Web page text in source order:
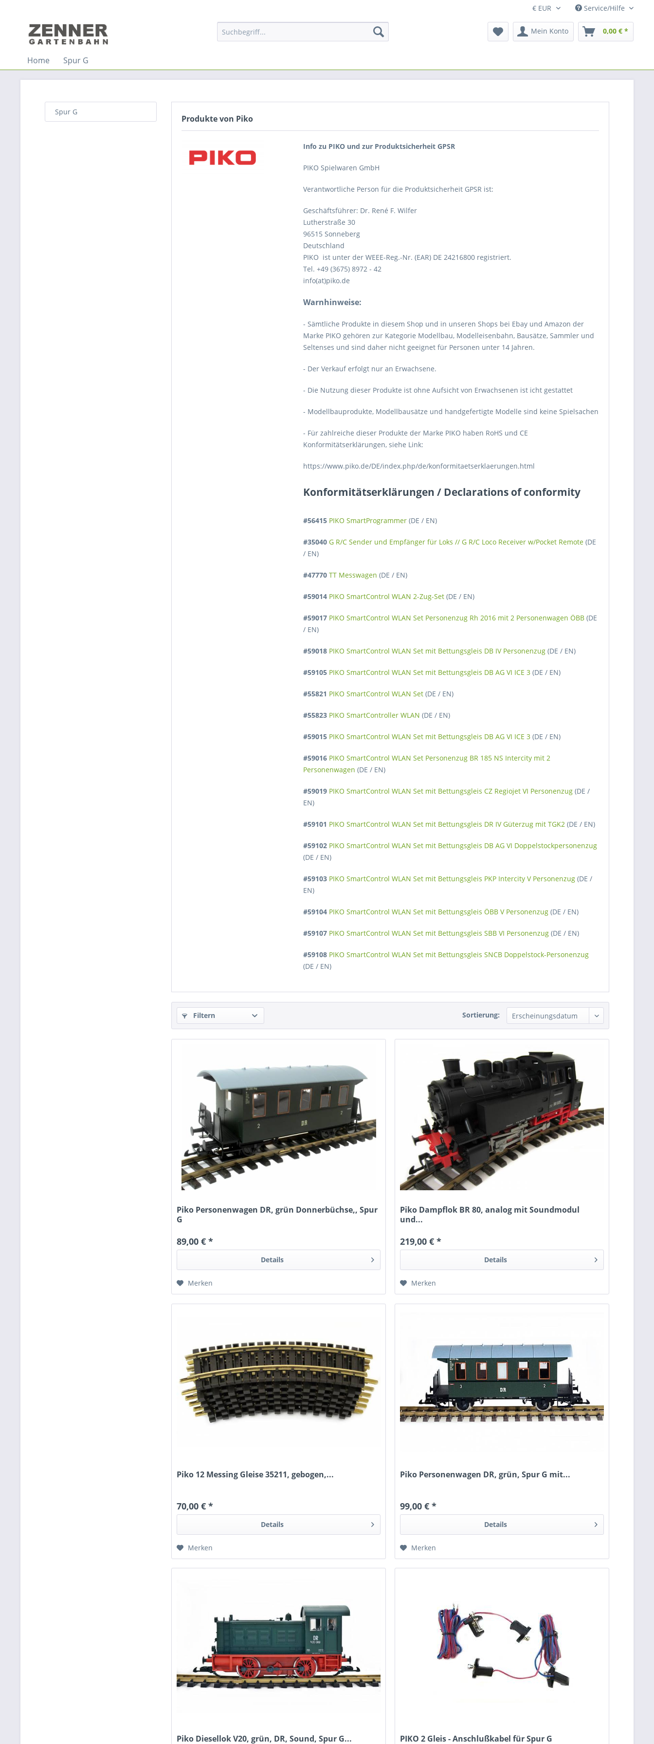
Service/Hilfe
Mein Konto 0,00 € *
Home Spur G
Spur G
Produkte von Piko
Info zu PIKO und zur Produktsicherheit GPSR
PIKO Spielwaren GmbH
Verantwortliche Person für die Produktsicherheit GPSR ist:
Geschäftsführer: Dr. René F. Wilfer
Lutherstraße 30
96515 Sonneberg
Deutschland
PIKO ist unter der WEEE-Reg.-Nr. (EAR) DE 24216800 registriert.
Tel. +49 (3675) 8972 - 42
info(at)piko.de
Warnhinweise:
- Sämtliche Produkte in diesem Shop und in unseren Shops bei Ebay und Amazon der
Marke PIKO gehören zur Kategorie Modellbau, Modelleisenbahn, Bausätze, Sammler und
Seltenses und sind daher nicht geeignet für Personen unter 14 Jahren.
- Der Verkauf erfolgt nur an Erwachsene.
- Die Nutzung dieser Produkte ist ohne Aufsicht von Erwachsenen ist icht gestattet
- Modellbauprodukte, Modellbausätze und handgefertigte Modelle sind keine Spielsachen
- Für zahlreiche dieser Produkte der Marke PIKO haben RoHS und CE
Konformitätserklärungen, siehe Link:
https://www.piko.de/DE/index.php/de/konformitaetserklaerungen.html
Konformitätserklärungen / Declarations of conformity
#56415 PIKO SmartProgrammer (DE / EN)
#35040 G R/C Sender und Empfänger für Loks // G R/C Loco Receiver w/Pocket Remote (DE
/ EN)
#47770 TT Messwagen (DE / EN)
#59014 PIKO SmartControl WLAN 2-Zug-Set (DE / EN)
#59017 PIKO SmartControl WLAN Set Personenzug Rh 2016 mit 2 Personenwagen ÖBB (DE
/ EN)
#59018 PIKO SmartControl WLAN Set mit Bettungsgleis DB IV Personenzug (DE / EN)
#59105 PIKO SmartControl WLAN Set mit Bettungsgleis DB AG VI ICE 3 (DE / EN)
#55821 PIKO SmartControl WLAN Set (DE / EN)
#55823 PIKO SmartController WLAN (DE / EN)
#59015 PIKO SmartControl WLAN Set mit Bettungsgleis DB AG VI ICE 3 (DE / EN)
#59016 PIKO SmartControl WLAN Set Personenzug BR 185 NS Intercity mit 2
Personenwagen (DE / EN)
#59019 PIKO SmartControl WLAN Set mit Bettungsgleis CZ Regiojet VI Personenzug (DE /
EN)
#59101 PIKO SmartControl WLAN Set mit Bettungsgleis DR IV Güterzug mit TGK2 (DE / EN)
#59102 PIKO SmartControl WLAN Set mit Bettungsgleis DB AG VI Doppelstockpersonenzug
(DE / EN)
#59103 PIKO SmartControl WLAN Set mit Bettungsgleis PKP Intercity V Personenzug (DE /
EN)
#59104 PIKO SmartControl WLAN Set mit Bettungsgleis ÖBB V Personenzug (DE / EN)
#59107 PIKO SmartControl WLAN Set mit Bettungsgleis SBB VI Personenzug (DE / EN)
#59108 PIKO SmartControl WLAN Set mit Bettungsgleis SNCB Doppelstock-Personenzug
(DE / EN)
Filtern Sortierung:
Piko Personenwagen DR, grün Donnerbüchse,, Spur
G
89,00 € *
Details
Merken
Piko Dampflok BR 80, analog mit Soundmodul
und...
219,00 € *
Details
Merken
Piko 12 Messing Gleise 35211, gebogen,...
70,00 € *
Details
Merken
Piko Personenwagen DR, grün, Spur G mit...
99,00 € *
Details
Merken
Piko Diesellok V20, grün, DR, Sound, Spur G... PIKO 2 Gleis - Anschlußkabel für Spur G